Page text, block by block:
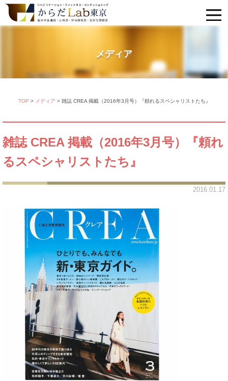
メディア
TOP > メディア > 雑誌 CREA 掲載（2016年3月号）『頼れるスペシャリストたち』
雑誌 CREA 掲載（2016年3月号）『頼れ
るスペシャリストたち』
2016.01.17